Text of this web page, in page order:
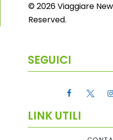
© 2026 Viaggiare
Reserved.
SEGUICI
LINK UTILI